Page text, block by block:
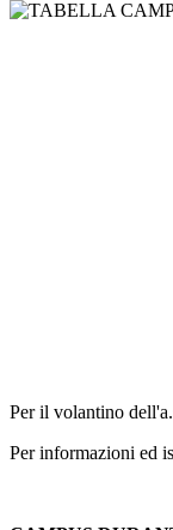
Per il volantino
Per informazioni ed